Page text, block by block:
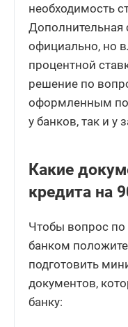
необходимость
Дополнительная
официально, но
процентной
решение по
оформленным
у банков, так и у
Какие
кредита на
Чтобы вопрос
банком
подготовить
документов,
банку: